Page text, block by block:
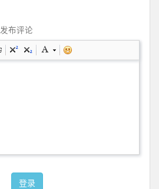
布评论
登录